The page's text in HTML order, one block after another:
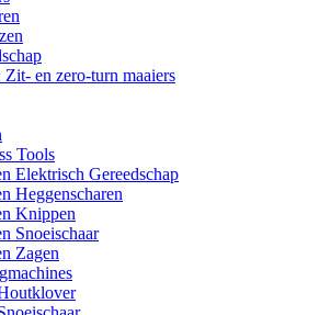
Zit- en zero-turn maaiers
Tools
Elektrisch Gereedschap
Heggenscharen
Knippen
Snoeischaar
Zagen